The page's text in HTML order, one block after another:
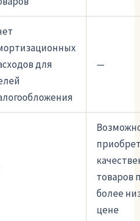
для
—
товаров
более
цене